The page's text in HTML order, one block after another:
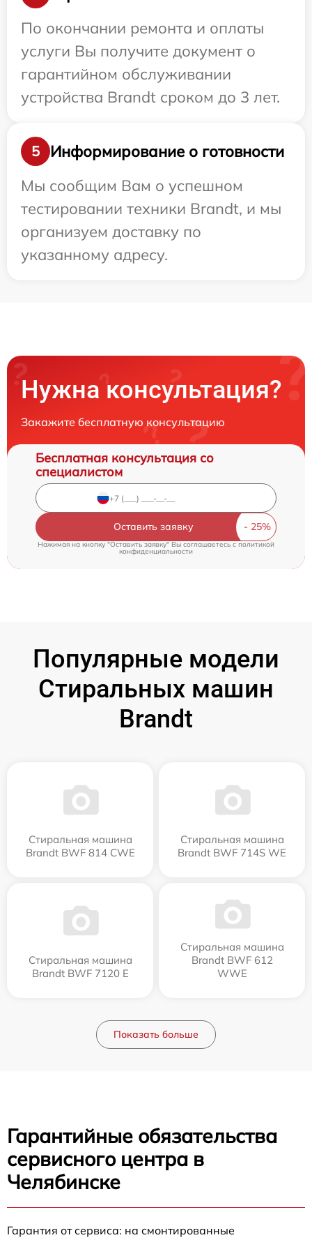
По окончании ремонта и оплаты
услуги Вы получите документ о
гарантийном обслуживании
устройства Brandt сроком до 3 лет.
5
Информирование о готовности
Мы сообщим Вам о успешном
тестировании техники Brandt, и мы
организуем доставку по
указанному адресу.
Нужна консультация?
Закажите бесплатную консультацию
Бесплатная консультация со
специалистом
Оставить заявку
Нажимая на кнопку "Оставить заявку" Вы соглашаетесь c политикой
конфиденциальности
Популярные модели
Стиральных машин
Brandt
Стиральная машина
Brandt BWF 814 CWE
Стиральная машина
Brandt BWF 714S WE
Стиральная машина
Brandt BWF 7120 E
Стиральная машина
Brandt BWF 612
WWE
Показать больше
Гарантийные обязательства
сервисного центра в
Челябинске
Гарантия от сервиса: на смонтированные